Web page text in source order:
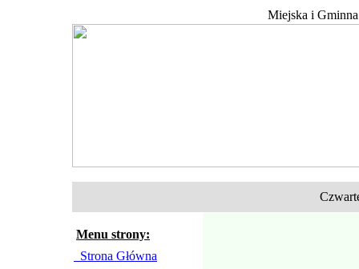
Miejska i
Menu strony:
Strona Główna